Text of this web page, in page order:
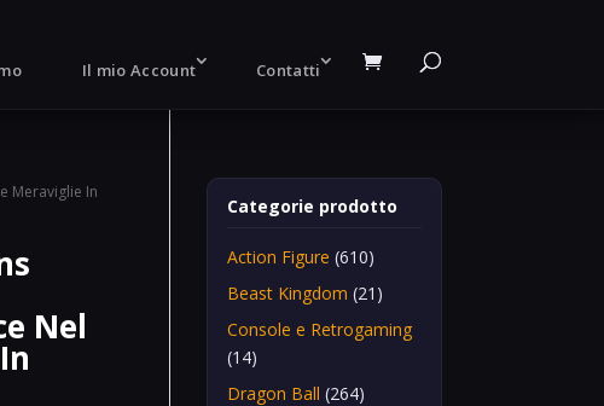
Il mio Account Contatti
Meraviglie In
Nel
Categorie prodotto
Action Figure (610)
Beast Kingdom (21)
Console e Retrogaming
(14)
Dragon Ball (264)